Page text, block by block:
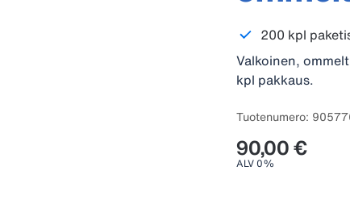
200 kpl
Valkoinen,
kpl pakkaus.
Tuotenumero:
90,00 €
ALV 0%